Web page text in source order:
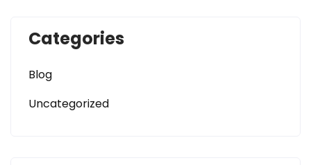
Categories
Blog
Uncategorized